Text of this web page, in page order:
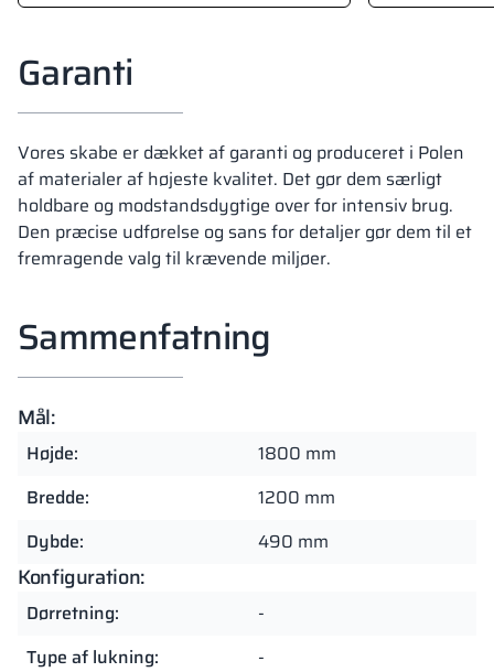
Garanti
Vores skabe er dækket af garanti og produceret i Polen
af materialer af højeste kvalitet. Det gør dem særligt
holdbare og modstandsdygtige over for intensiv brug.
Den præcise udførelse og sans for detaljer gør dem til et
fremragende valg til krævende miljøer.
Sammenfatning
Mål:
Højde:
1800 mm
Bredde:
1200 mm
Dybde:
490 mm
Konfiguration:
Dørretning:
-
Type af lukning:
-